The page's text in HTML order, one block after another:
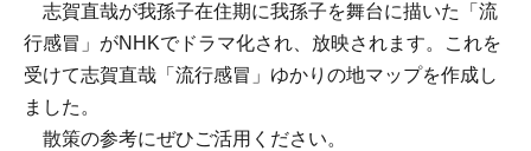
志賀直哉が我孫子在住期に我孫子を舞台に描いた「流
行感冒」がNHKでドラマ化され、放映されます。これを
受けて志賀直哉「流行感冒」ゆかりの地マップを作成し
ました。
散策の参考にぜひご活用ください。